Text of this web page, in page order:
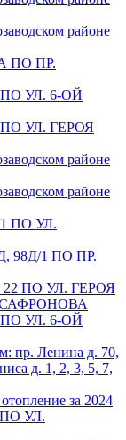
районе
ПО ПР.
УЛ. 6-ОЙ
УЛ. ГЕРОЯ
районе
районе
ПО УЛ.
1 ПО ПР.
ПО УЛ. ГЕРОЯ
УЛ. 6-ОЙ
пр. Ленина д. 70,
д. 1, 2, 3, 5, 7,
за 2024
УЛ.